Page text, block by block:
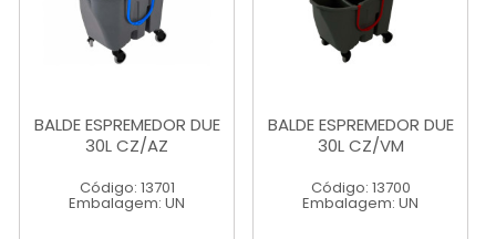
BALDE ESPREMEDOR DUE
30L CZ/AZ
Código: 13701
Embalagem: UN
BALDE ESPREMEDOR DUE
30L CZ/VM
Código: 13700
Embalagem: UN